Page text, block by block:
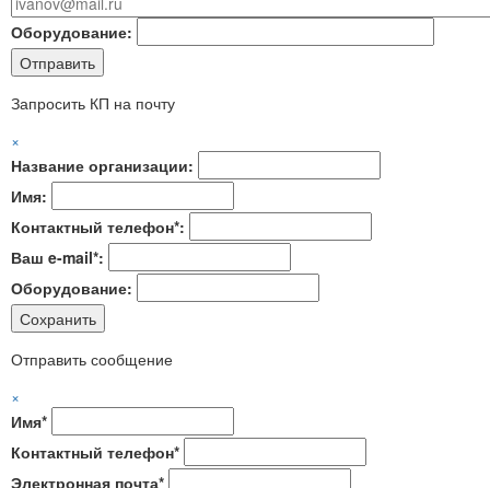
Оборудование:
Запросить КП на почту
×
Название организации:
Имя:
Контактный телефон*:
Ваш e-mail*:
Оборудование:
Отправить сообщение
×
Имя*
Контактный телефон*
Электронная почта*